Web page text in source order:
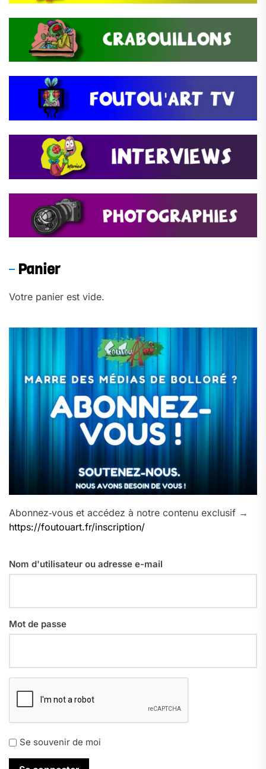
Panier
Votre panier est vide.
Abonnez‑vous et accédez à notre contenu exclusif →
https://foutouart.fr/inscription/
Nom d'utilisateur ou adresse e-mail
Mot de passe
Se souvenir de moi